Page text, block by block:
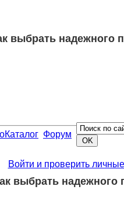
выбрать надежного
Форум
Войти и проверить
выбрать надежного